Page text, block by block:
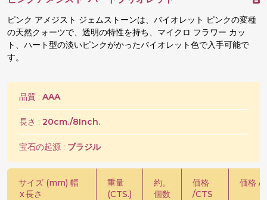
ピンク アメジスト ジェムストーンは、バイオレット ピンクの変種
の天然クォーツで、透明の特性を持ち、マイクロ フラワー カッ
ト、ハート型の淡いピンクがかったバイオレット色で入手可能で
す。
品質 : AAA
長さ : 20cm./8Inch.
宝石の起源 : ブラジル
サイズ (mm) 幅
x長さ
重量
(CTS.)
約。
個数
価格
/CTS
価格 /